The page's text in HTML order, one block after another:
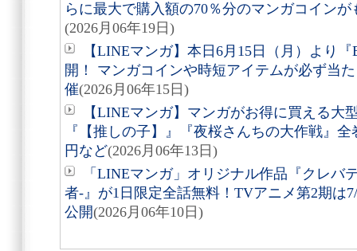
らに最大で購入額の70％分のマンガコイン
(2026月06年19日)
【LINEマンガ】本日6月15日（月）より
開！ マンガコインや時短アイテムが必ず当
催(2026月06年15日)
【LINEマンガ】マンガがお得に買える大
『【推しの子】』『夜桜さんちの大作戦』
円など(2026月06年13日)
「LINEマンガ」オリジナル作品『クレバ
者-』が1日限定全話無料！TVアニメ第2期は
公開(2026月06年10日)